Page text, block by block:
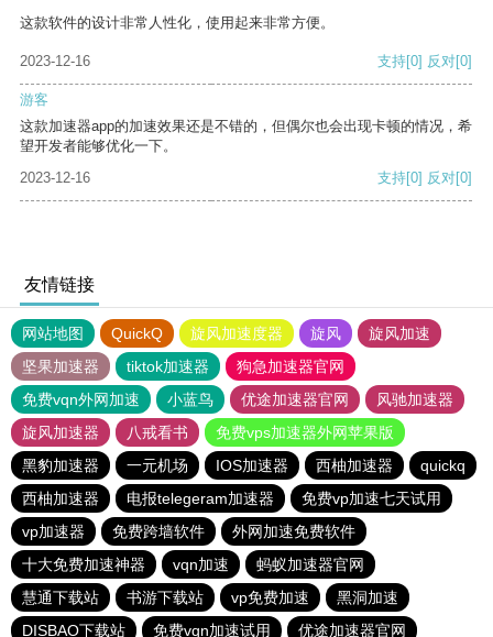
这款软件的设计非常人性化，使用起来非常方便。
2023-12-16 支持[0] 反对[0]
游客
这款加速器app的加速效果还是不错的，但偶尔也会出现卡顿的情况，希
望开发者能够优化一下。
2023-12-16
支持[0] 反对[0]
友情链接
网站地图 QuickQ 旋风加速度器 旋风
旋风加速
坚果加速器
tiktok加速器
狗急加速器官网
免费vqn外网加速
小蓝鸟 优途加速器官网
风驰加速器
旋风加速器
八戒看书
免费vps加速器外网苹果版
黑豹加速器
一元机场 IOS加速器 西柚加速器
quickq
西柚加速器
电报telegeram加速器
免费vp加速七天试用
vp加速器
免费跨墙软件
外网加速免费软件
十大免费加速神器
vqn加速
蚂蚁加速器官网
慧通下载站
书游下载站 vp免费加速
黑洞加速
DISBAO下载站
免费vqn加速试用 优途加速器官网